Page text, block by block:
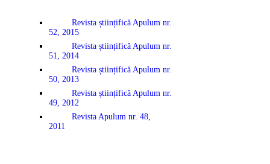
Revista științifică Apulum nr.
52, 2015
Revista științifică Apulum nr.
51, 2014
Revista științifică Apulum nr.
50, 2013
Revista științifică Apulum nr.
49, 2012
Revista Apulum nr. 48,
2011